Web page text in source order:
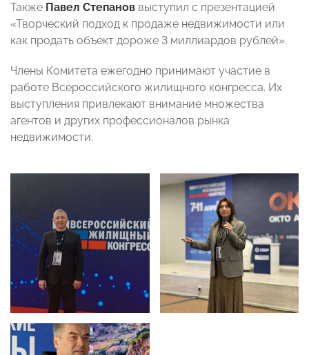
Также Павел Степанов выступил с презентацией
«Творческий подход к продаже недвижимости или
как продать объект дороже 3 миллиардов рублей».
Члены Комитета ежегодно принимают участие в
работе Всероссийского жилищного конгресса. Их
выступления привлекают внимание множества
агентов и других профессионалов рынка
недвижимости.